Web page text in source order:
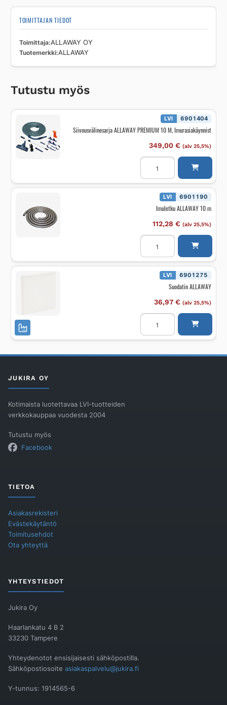
TOIMITTAJAN TIEDOT
Toimittaja ALLAWAY OY
Tuotemerkki ALLAWAY
Tutustu myös
LVI 6901404
Siivousvälinesarja ALLAWAY PREMIUM 10 M, Imurasiakäynnist
349,00 € (alv 25,5%)
Siivousvälinesarja
ALLAWAY
PREMIUM
10
M,
Imurasiakäynnist
määrä
LVI 6901190
Imuletku ALLAWAY 10 m
112,28 € (alv 25,5%)
Imuletku
ALLAWAY
m
määrä
LVI 6901275
Suodatin ALLAWAY
36,97 € (alv 25,5%)
Suodatin
ALLAWAY
määrä
JUKIRA OY
Kotimaista luotettavaa LVI-tuotteiden
verkkokauppaa vuodesta 2004
Tutustu myös
Facebook
TIETOA
Asiakasrekisteri
Evästekäytäntö
Toimitusehdot
Ota yhteyttä
YHTEYSTIEDOT
Jukira Oy
Haarlankatu 4 B 2
33230 Tampere
Yhteydenotot ensisijaisesti sähköpostilla.
Sähköpostiosoite asiakaspalvelu@jukira.fi
Y-tunnus: 1914565-6